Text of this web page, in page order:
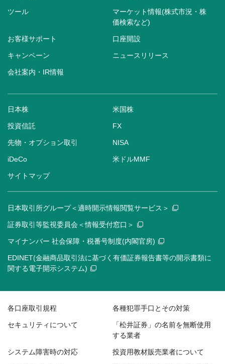
ツール
マーケット情報(株式市況・株
価検索など)
お客様サポート 口座開設
キャンペーン ニュースリリース
会社案内・IR情報
日本株 米国株
投資信託 FX
先物・オプション取引 NISA
iDeCo 米ドルMMF
サイトマップ
日本取引所グループ＜適時開示情報閲覧サービス＞
証券取引等監視委員会＜情報受付窓口＞
マイナンバー 社会保障・税番号制度(内閣官房)
EDINET(金融商品取引法に基づく有価証券報告書等の開示書類に
関する電子開示システム)
各口座取引規程 各種犯罪手口とその対策
セキュリティについて
「松井証券」の名前を無断使用
する業者
システム障害時の対応 投資用教材販売業者について